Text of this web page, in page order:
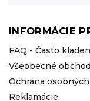
INFORMÁCIE
FAQ - Často
Všeobecné
Ochrana
Reklamácie